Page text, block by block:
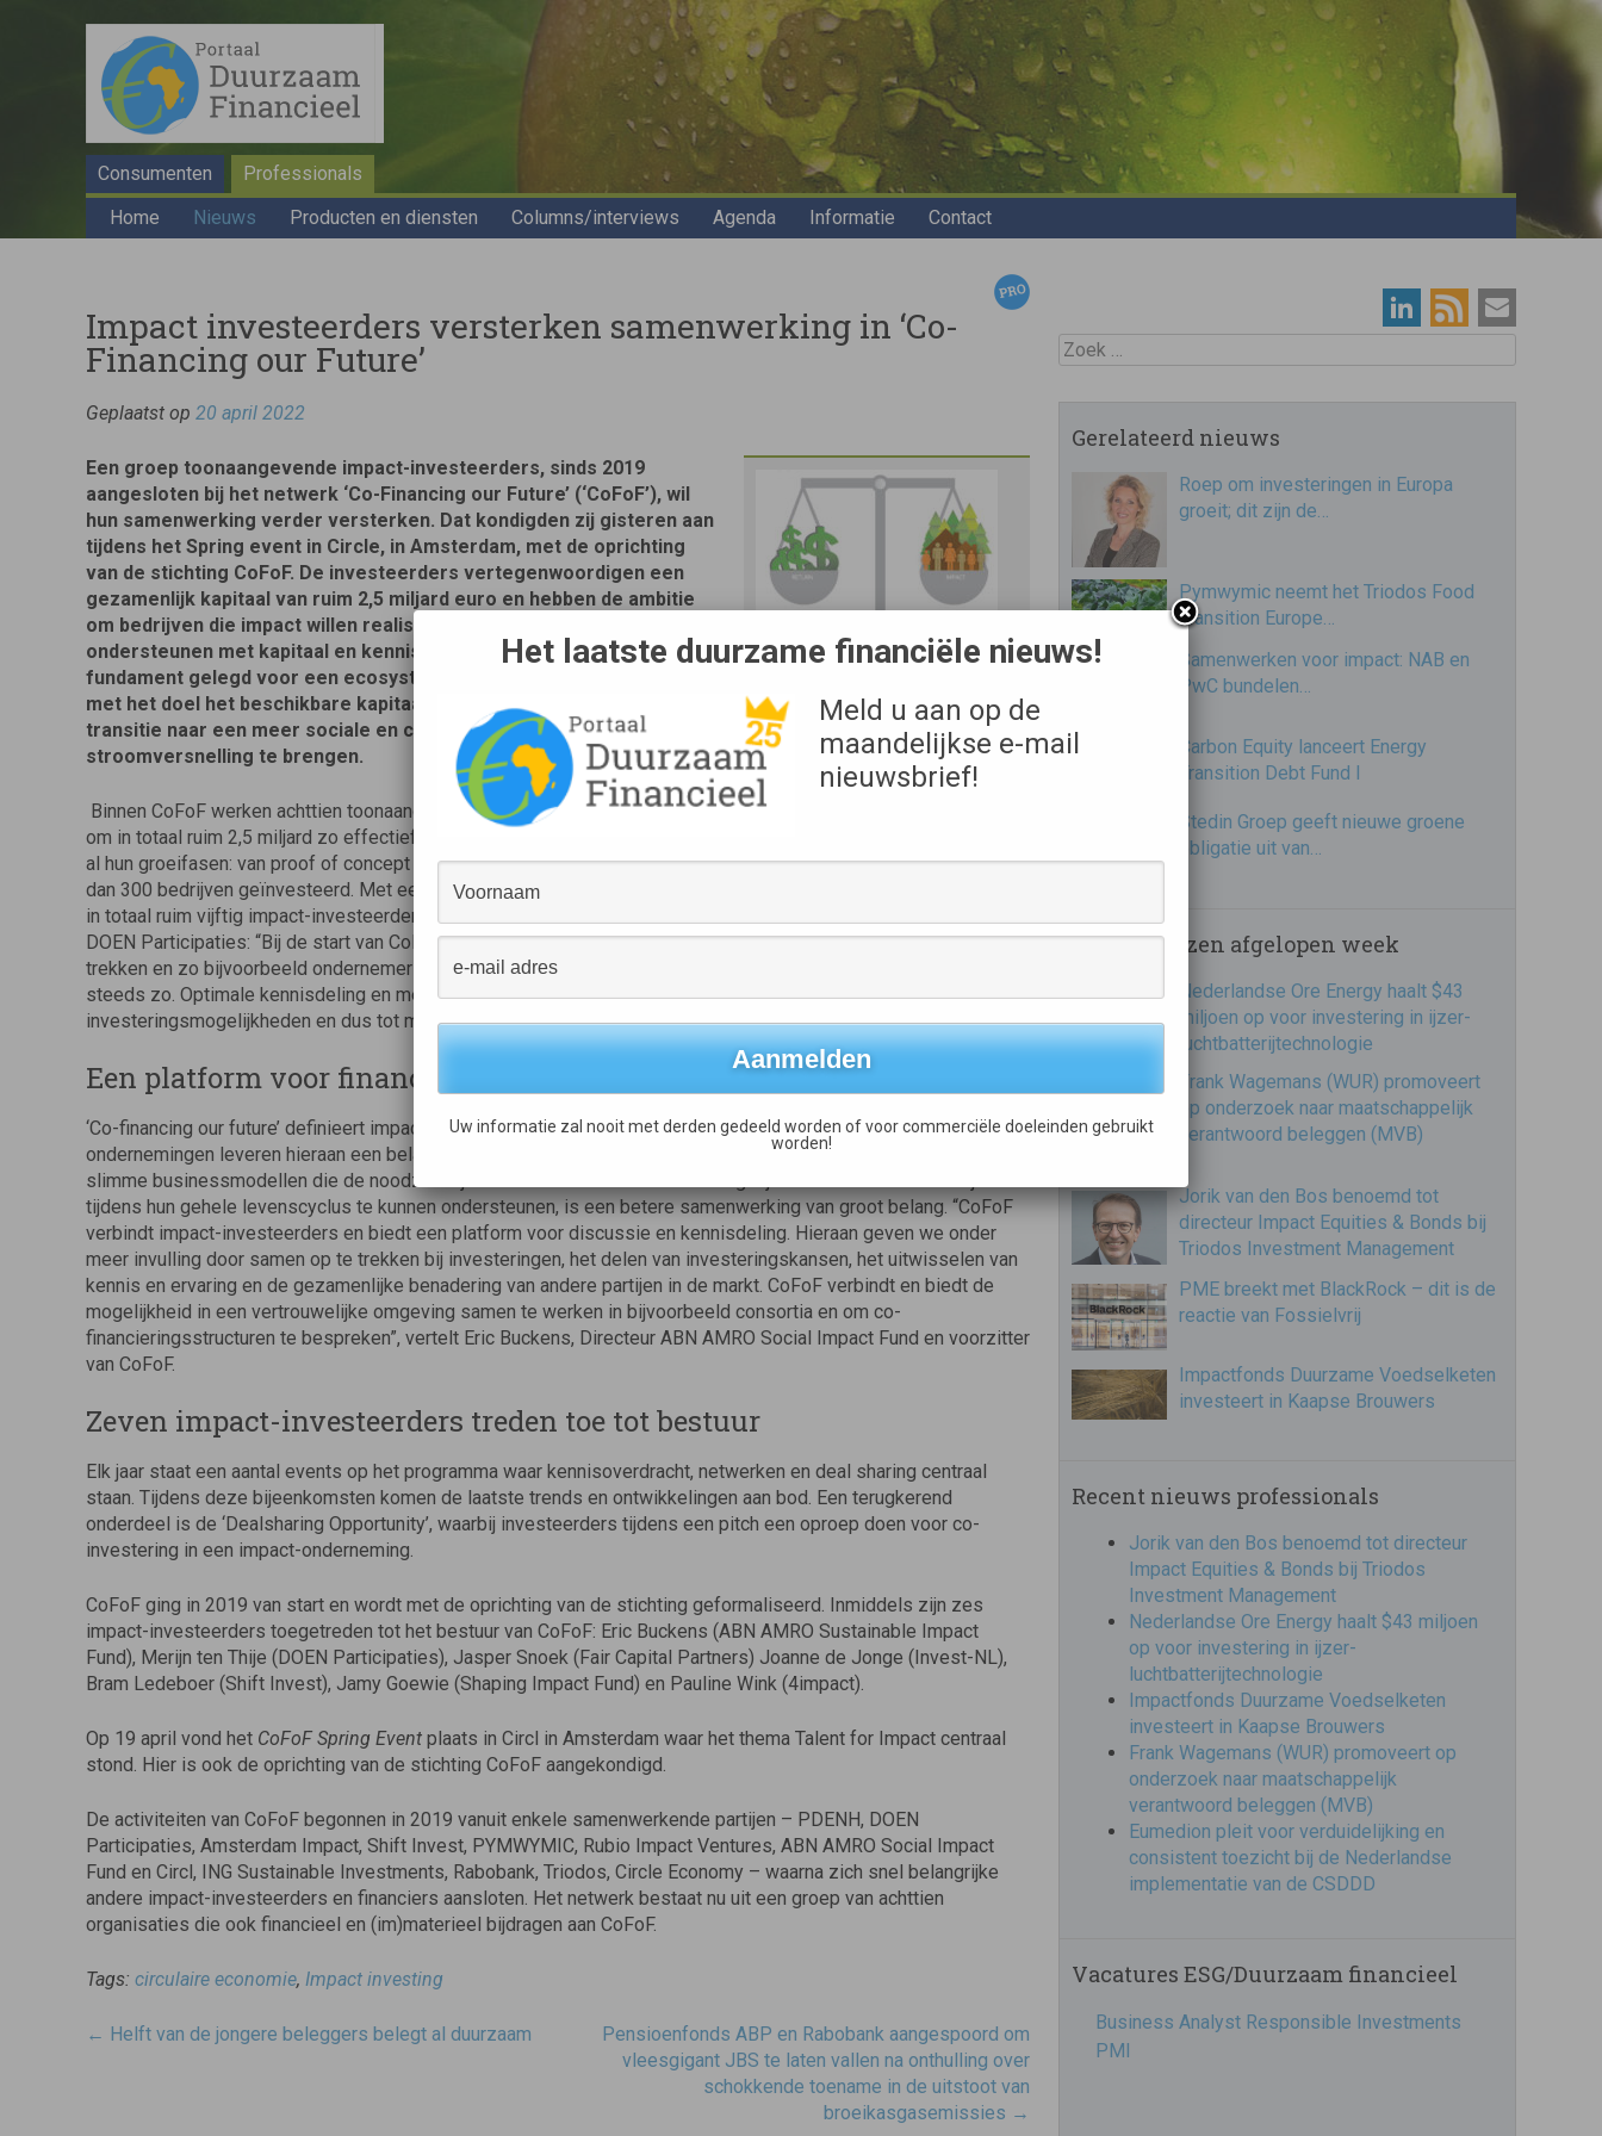
Consumenten
Professionals
Home
Nieuws Producten en diensten Columns/interviews Agenda Informatie Contact
Impact investeerders versterken samenwerking in ‘Co-
Financing our Future’
Geplaatst op 20 april 2022
Bron
CoFoF
Een groep toonaangevende impact-investeerders, sinds 2019
aangesloten bij het netwerk ‘Co-Financing our Future’ (‘CoFoF’), wil
hun samenwerking verder versterken. Dat kondigden zij gisteren aan
tijdens het Spring event in Circle, in Amsterdam, met de oprichting
van de stichting CoFoF. De investeerders vertegenwoordigen een
gezamenlijk kapitaal van ruim 2,5 miljard euro en hebben de ambitie
om bedrijven die impact willen realiseren in al hun groeifasen te
ondersteunen met kapitaal en kennis. Met CoFoF wordt het
fundament gelegd voor een ecosysteem voor impact-investeren,
met het doel het beschikbare kapitaal effectiever in te zetten en de
transitie naar een meer sociale en circulaire economie in een
stroomversnelling te brengen.
Binnen CoFoF werken achttien toonaangevende impactfondsen en -financiers samen als onafhankelijke partijen
om in totaal ruim 2,5 miljard zo effectief mogelijk te kunnen investeren in impactvolle ondernemingen gedurende
al hun groeifasen: van proof of concept tot seed en van early stage tot groei. Sinds 2019 hebben zij al in meer
dan 300 bedrijven geïnvesteerd. Met een reeks activiteiten bereikt CoFoF bovendien een nog grotere groep van
in totaal ruim vijftig impact-investeerders. Merijn ten Thije, initiatiefnemer van CoFoF en investment manager bij
DOEN Participaties: “Bij de start van CoFoF zagen we veel kansen om als impact investeerders samen op te
trekken en zo bijvoorbeeld ondernemers te ontlasten bij hun zoektocht naar groeifinanciering. En dat is nog
steeds zo. Optimale kennisdeling en meer structurele samenwerking zal leiden tot meer en effectievere
investeringsmogelijkheden en dus tot meer impact”.
Een platform voor financiering en kennisdeling
‘Co-financing our future’ definieert impact als een substantiële verbetering voor mens of planeet. Impact-
ondernemingen leveren hieraan een belangrijke bijdrage door zich te richten op maatschappelijke doelen en
slimme businessmodellen die de noodzakelijke transitie van de economie mogelijk maken. Om meer bedrijven
tijdens hun gehele levenscyclus te kunnen ondersteunen, is een betere samenwerking van groot belang. “CoFoF
verbindt impact-investeerders en biedt een platform voor discussie en kennisdeling. Hieraan geven we onder
meer invulling door samen op te trekken bij investeringen, het delen van investeringskansen, het uitwisselen van
kennis en ervaring en de gezamenlijke benadering van andere partijen in de markt. CoFoF verbindt en biedt de
mogelijkheid in een vertrouwelijke omgeving samen te werken in bijvoorbeeld consortia en om co-
financieringsstructuren te bespreken”, vertelt Eric Buckens, Directeur ABN AMRO Social Impact Fund en voorzitter
van CoFoF.
Zeven impact-investeerders treden toe tot bestuur
Elk jaar staat een aantal events op het programma waar kennisoverdracht, netwerken en deal sharing centraal
staan. Tijdens deze bijeenkomsten komen de laatste trends en ontwikkelingen aan bod. Een terugkerend
onderdeel is de ‘Dealsharing Opportunity’, waarbij investeerders tijdens een pitch een oproep doen voor co-
investering in een impact-onderneming.
CoFoF ging in 2019 van start en wordt met de oprichting van de stichting geformaliseerd. Inmiddels zijn zes
impact-investeerders toegetreden tot het bestuur van CoFoF: Eric Buckens (ABN AMRO Sustainable Impact
Fund), Merijn ten Thije (DOEN Participaties), Jasper Snoek (Fair Capital Partners) Joanne de Jonge (Invest-NL),
Bram Ledeboer (Shift Invest), Jamy Goewie (Shaping Impact Fund) en Pauline Wink (4impact).
Op 19 april vond het CoFoF Spring Event plaats in Circl in Amsterdam waar het thema Talent for Impact centraal
stond. Hier is ook de oprichting van de stichting CoFoF aangekondigd.
De activiteiten van CoFoF begonnen in 2019 vanuit enkele samenwerkende partijen – PDENH, DOEN
Participaties, Amsterdam Impact, Shift Invest, PYMWYMIC, Rubio Impact Ventures, ABN AMRO Social Impact
Fund en Circl, ING Sustainable Investments, Rabobank, Triodos, Circle Economy – waarna zich snel belangrijke
andere impact-investeerders en financiers aansloten. Het netwerk bestaat nu uit een groep van achttien
organisaties die ook financieel en (im)materieel bijdragen aan CoFoF.
Tags: circulaire economie, Impact investing
Post
← Helft van de jongere beleggers belegt al duurzaam
Pensioenfonds ABP en Rabobank aangespoord om
vleesgigant JBS te laten vallen na onthulling over
schokkende toename in de uitstoot van
broeikasgasemissies →
Zoek
Gerelateerd nieuws
Roep om investeringen in Europa
groeit; dit zijn de…
Pymwymic neemt het Triodos Food
Transition Europe…
Samenwerken voor impact: NAB en
PwC bundelen…
Carbon Equity lanceert Energy
Transition Debt Fund I
Stedin Groep geeft nieuwe groene
obligatie uit van…
Meest gelezen afgelopen week
Nederlandse Ore Energy haalt $43
miljoen op voor investering in ijzer-
luchtbatterijtechnologie
Frank Wagemans (WUR) promoveert
op onderzoek naar maatschappelijk
verantwoord beleggen (MVB)
Jorik van den Bos benoemd tot
directeur Impact Equities & Bonds bij
Triodos Investment Management
PME breekt met BlackRock – dit is de
reactie van Fossielvrij
Impactfonds Duurzame Voedselketen
investeert in Kaapse Brouwers
Recent nieuws professionals
Jorik van den Bos benoemd tot directeur
Impact Equities & Bonds bij Triodos
Investment Management
Nederlandse Ore Energy haalt $43 miljoen
op voor investering in ijzer-
luchtbatterijtechnologie
Impactfonds Duurzame Voedselketen
investeert in Kaapse Brouwers
Frank Wagemans (WUR) promoveert op
onderzoek naar maatschappelijk
verantwoord beleggen (MVB)
Eumedion pleit voor verduidelijking en
consistent toezicht bij de Nederlandse
implementatie van de CSDDD
Vacatures ESG/Duurzaam financieel
Business Analyst Responsible Investments
PMI
Het laatste duurzame financiële nieuws!
Meld u aan op de
maandelijkse e-mail
nieuwsbrief!
Uw informatie zal nooit met derden gedeeld worden of voor commerciële doeleinden gebruikt
worden!